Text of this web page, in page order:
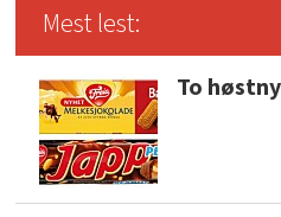
Mest lest:
To